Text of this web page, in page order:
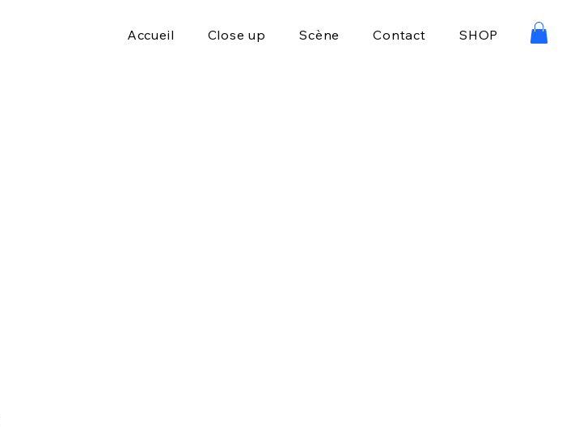
Accueil Close up Scène Contact SHOP